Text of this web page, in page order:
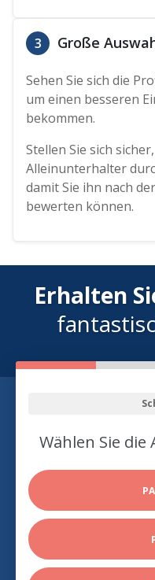
3 Große
Sehen Sie sich die
um einen besseren
bekommen.
Stellen Sie sich
Alleinunterhalter
damit Sie ihn nach
bewerten können.
Erhalten
Wählen Sie